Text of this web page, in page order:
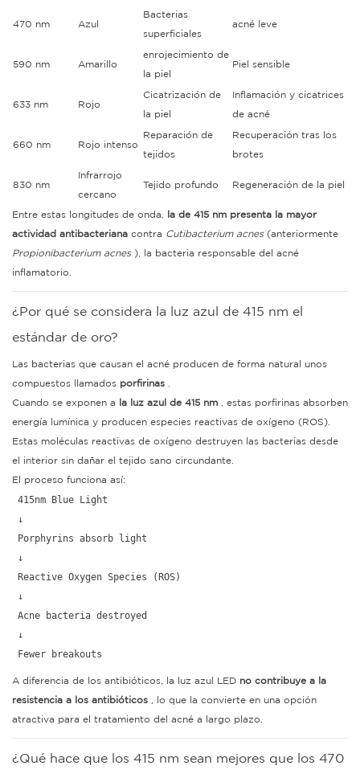
470 nm Azul
Bacterias
superficiales
acné leve
590 nm Amarillo
enrojecimiento de
la piel
Piel sensible
633 nm Rojo
Cicatrización de
la piel
Inflamación y cicatrices
de acné
660 nm Rojo intenso
Reparación de
tejidos
Recuperación tras los
brotes
830 nm
Infrarrojo
cercano
Tejido profundo Regeneración de la piel
Entre estas longitudes de onda, la de 415 nm presenta la mayor
actividad antibacteriana contra Cutibacterium acnes(anteriormente
Propionibacterium acnes), la bacteria responsable del acné
inflamatorio.
¿Por qué se considera la luz azul de 415 nm el
estándar de oro?
Las bacterias que causan el acné producen de forma natural unos
compuestos llamados porfirinas .
Cuando se exponen a la luz azul de 415 nm , estas porfirinas absorben
energía lumínica y producen especies reactivas de oxígeno (ROS).
Estas moléculas reactivas de oxígeno destruyen las bacterias desde
el interior sin dañar el tejido sano circundante.
El proceso funciona así:
415nm Blue Light
↓
Porphyrins absorb light
↓
Reactive Oxygen Species (ROS)
↓
Acne bacteria destroyed
↓
Fewer breakouts
A diferencia de los antibióticos, la luz azul LED no contribuye a la
resistencia a los antibióticos , lo que la convierte en una opción
atractiva para el tratamiento del acné a largo plazo.
¿Qué hace que los 415 nm sean mejores que los 470